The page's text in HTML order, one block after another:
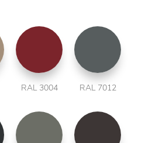
RAL 3004 RAL 7012